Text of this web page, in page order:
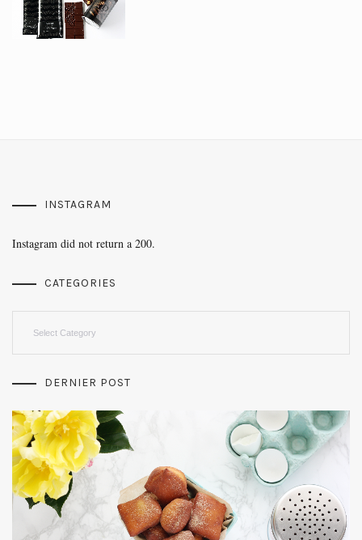
INSTAGRAM
Instagram did not return a 200.
CATEGORIES
DERNIER POST